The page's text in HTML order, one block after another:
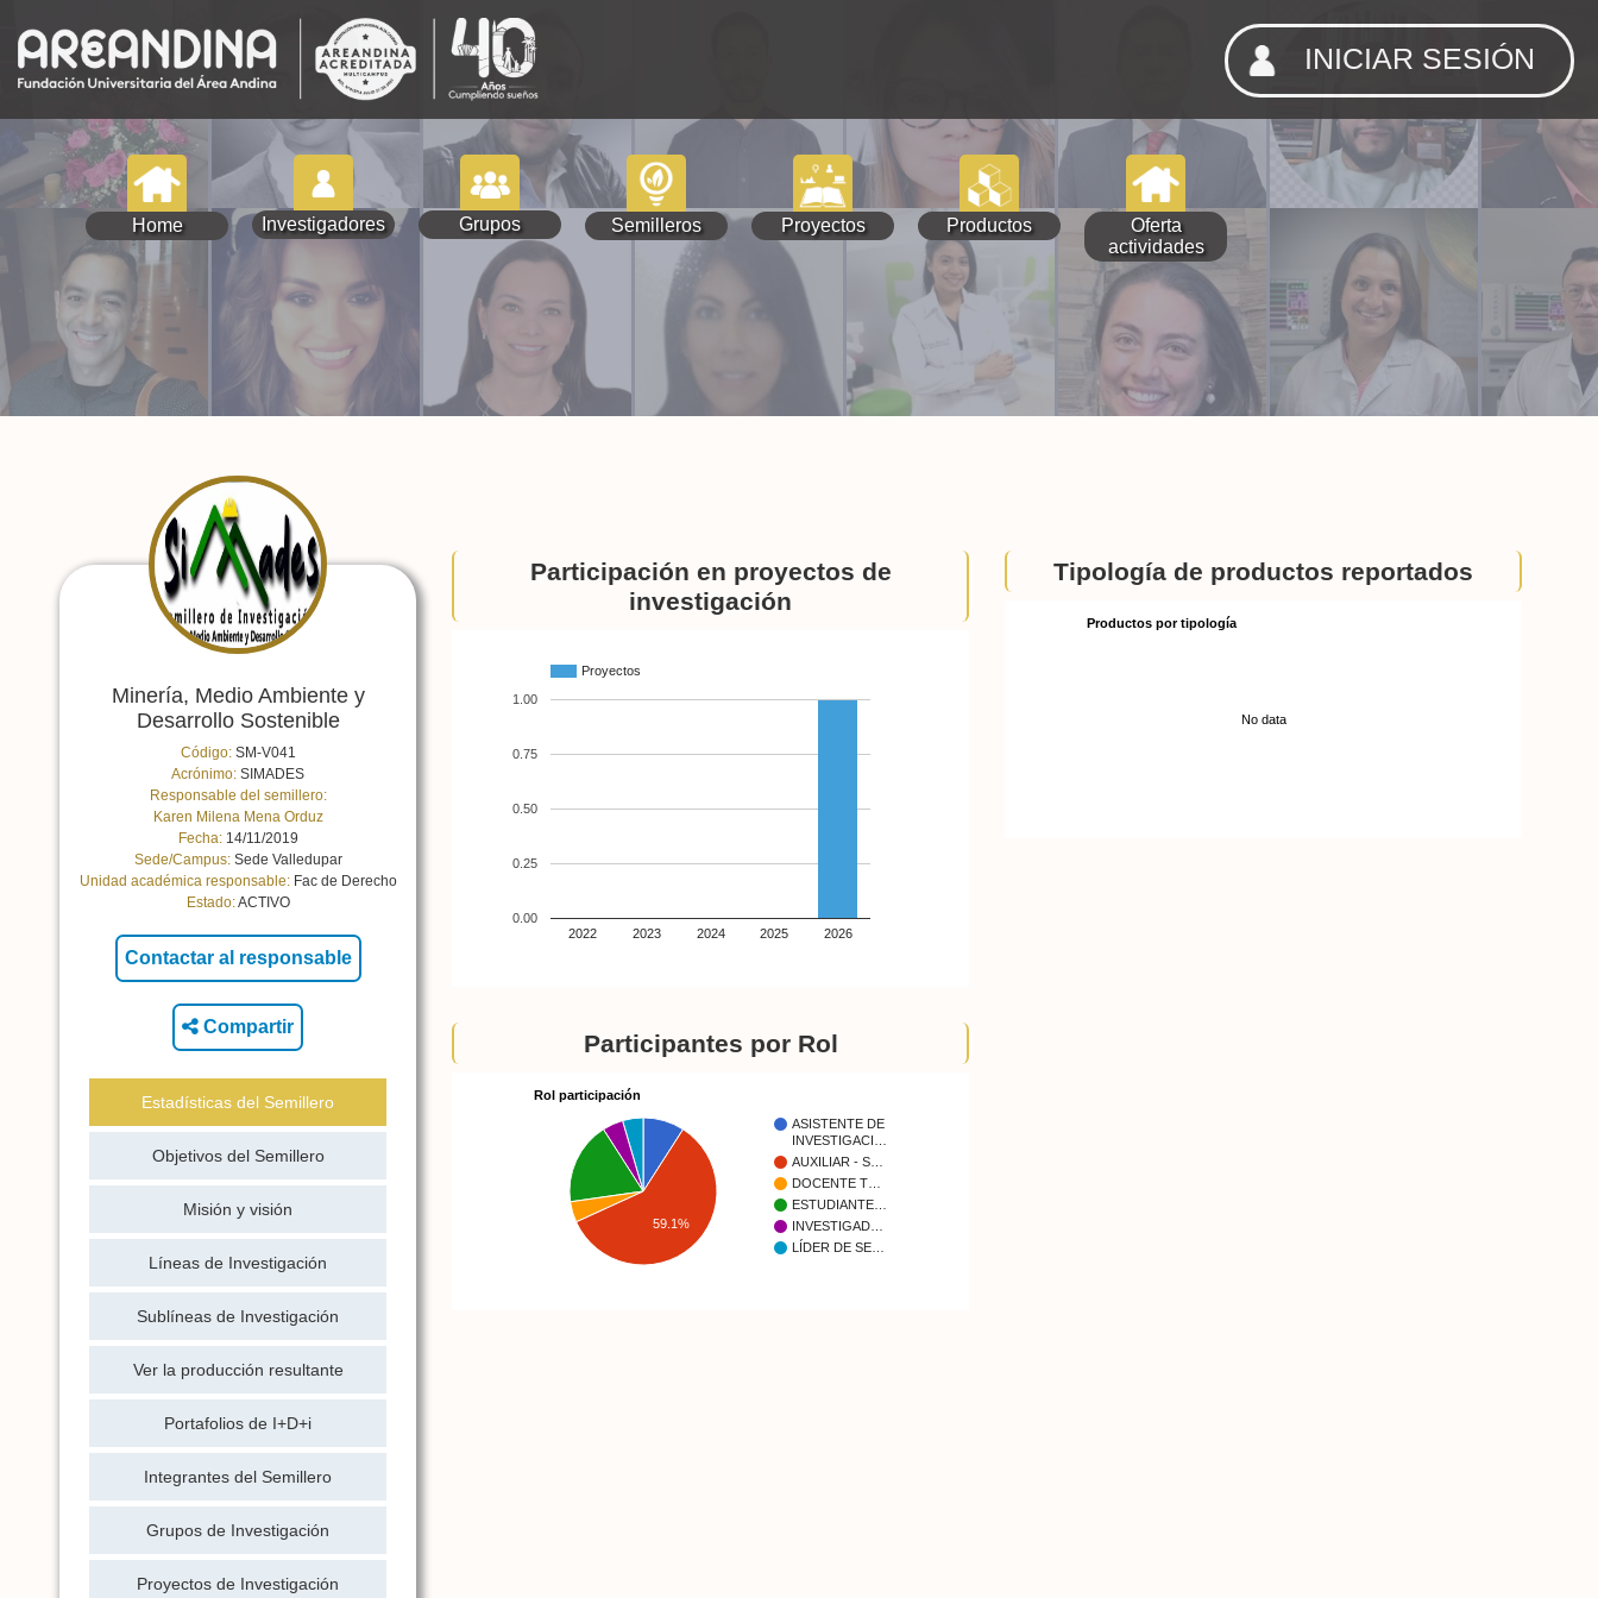
Home Investigadores Grupos Semilleros Proyectos Productos
Oferta
actividades
INICIAR SESIÓN
Minería, Medio Ambiente y
Desarrollo Sostenible
Código:SM-V041
Acrónimo: SIMADES
Responsable del semillero:
Karen Milena Mena Orduz
Fecha:14/11/2019
Sede/Campus:Sede Valledupar
Unidad académica responsable:Fac de Derecho
Estado:ACTIVO
Compartir
Estadísticas del Semillero
Objetivos del Semillero
Misión y visión
Líneas de Investigación
Sublíneas de Investigación
Ver la producción resultante
Portafolios de I+D+i
Integrantes del Semillero
Grupos de Investigación
Proyectos de Investigación
Participación en proyectos de
investigación
Proyectos
2022 2023 2024 2025 2026
0.00
0.25
0.50
0.75
1.00
Tipología de productos reportados
Productos por tipología
No data
Participantes por Rol
Rol participación
ASISTENTE DE
INVESTIGACI…
AUXILIAR - S…
DOCENTE T…
ESTUDIANTE…
INVESTIGAD…
LÍDER DE SE…
59.1%